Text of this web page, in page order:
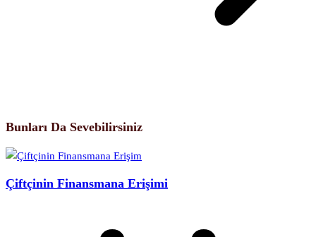
Bunları Da Sevebilirsiniz
Çiftçinin Finansmana Erişimi